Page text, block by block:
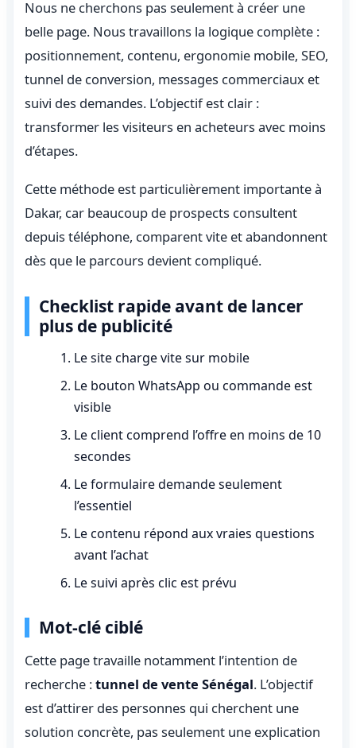
Nous ne cherchons pas seulement à créer une
belle page. Nous travaillons la logique complète :
positionnement, contenu, ergonomie mobile, SEO,
tunnel de conversion, messages commerciaux et
suivi des demandes. L’objectif est clair :
transformer les visiteurs en acheteurs avec moins
d’étapes.
Cette méthode est particulièrement importante à
Dakar, car beaucoup de prospects consultent
depuis téléphone, comparent vite et abandonnent
dès que le parcours devient compliqué.
Checklist rapide avant de lancer
plus de publicité
Le site charge vite sur mobile
Le bouton WhatsApp ou commande est
visible
Le client comprend l’offre en moins de 10
secondes
Le formulaire demande seulement
l’essentiel
Le contenu répond aux vraies questions
avant l’achat
Le suivi après clic est prévu
Mot-clé ciblé
Cette page travaille notamment l’intention de
recherche :tunnel de vente Sénégal. L’objectif
est d’attirer des personnes qui cherchent une
solution concrète, pas seulement une explication